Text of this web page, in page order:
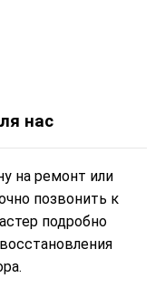
нас
на ремонт или
позвонить к
подробно